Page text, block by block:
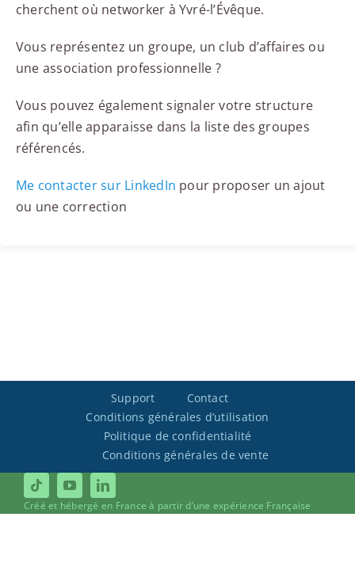
cherchent où networker à Yvré-l’Évêque.
Vous représentez un groupe, un club d’affaires ou
une association professionnelle ?
Vous pouvez également signaler votre structure
afin qu’elle apparaisse dans la liste des groupes
référencés.
Me contacter sur LinkedIn pour proposer un ajout
ou une correction
Support
Contact
Conditions générales d’utilisation
Politique de confidentialité
Conditions générales de vente
Créé et hébergé en France à partir d’une expérience Française